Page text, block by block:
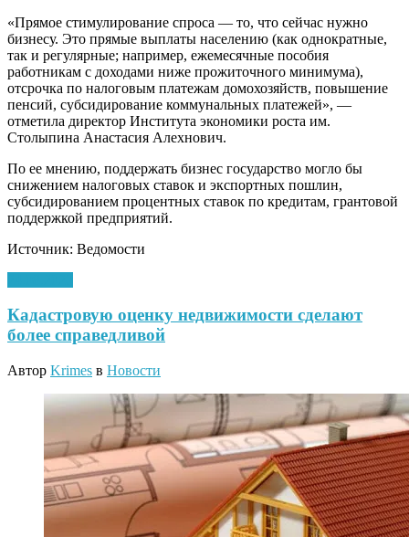
«Прямое стимулирование спроса — то, что сейчас нужно
бизнесу. Это прямые выплаты населению (как однократные,
так и регулярные; например, ежемесячные пособия
работникам с доходами ниже прожиточного минимума),
отсрочка по налоговым платежам домохозяйств, повышение
пенсий, субсидирование коммунальных платежей», —
отметила директор Института экономики роста им.
Столыпина Анастасия Алехнович.
По ее мнению, поддержать бизнес государство могло бы
снижением налоговых ставок и экспортных пошлин,
субсидированием процентных ставок по кредитам, грантовой
поддержкой предприятий.
Источник: Ведомости
Кадастровую оценку недвижимости сделают
более справедливой
Автор Krimes в Новости